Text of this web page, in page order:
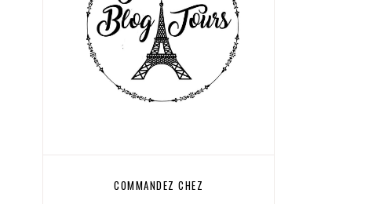
COMMANDEZ CHEZ